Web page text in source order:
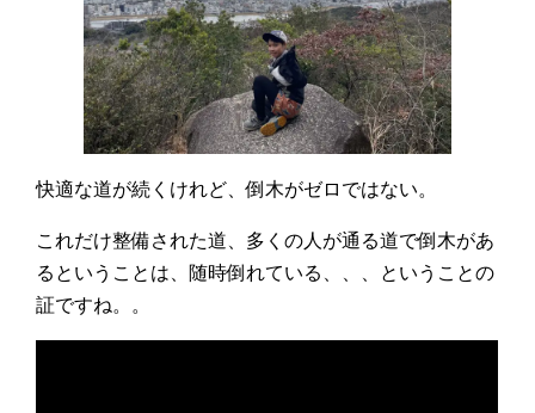
快適な道が続くけれど、倒木がゼロではない。
これだけ整備された道、多くの人が通る道で倒木があ
るということは、随時倒れている、、、ということの
証ですね。。